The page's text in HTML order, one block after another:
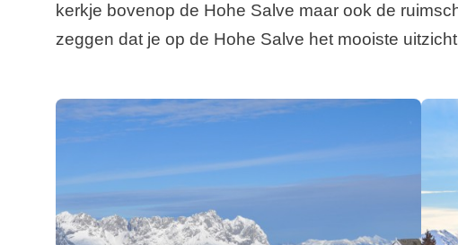
kerkje bovenop de Hohe Salve maar ook de
zeggen dat je op de Hohe Salve het mooiste